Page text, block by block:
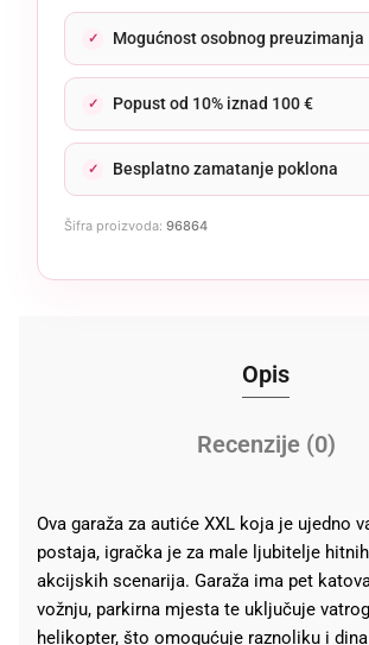
Mogućnost osobnog preuzimanja
Popust od 10% iznad 100 €
Besplatno zamatanje poklona
Šifra proizvoda: 96864
Opis
Recenzije (0)
Ova garaža za autiće XXL koja je ujedno
postaja, igračka je za male ljubitelje
akcijskih scenarija. Garaža ima pet
vožnju, parkirna mjesta te uključuje
helikopter, što omogućuje raznoliku i